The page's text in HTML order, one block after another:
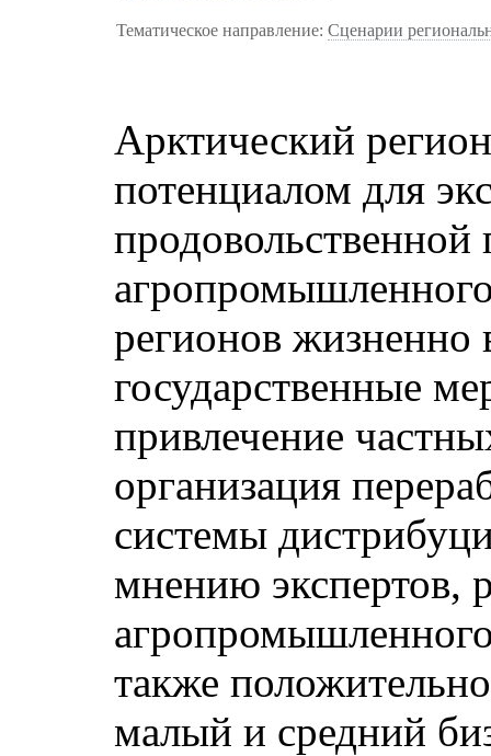
Тематическое направление:Сценарии
Арктический
потенциалом для
регионов
государственные
привлечение
организация
системы
мнению экспертов,
также
малый и средний